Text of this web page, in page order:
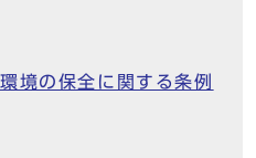
境の保全に関する条例